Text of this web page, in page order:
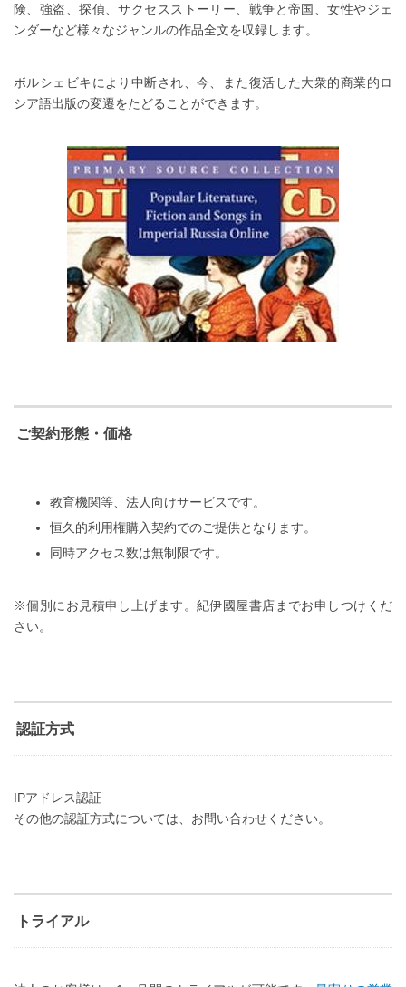
険、強盗、探偵、サクセスストーリー、戦争と帝国、女性やジェ
ンダーなど様々なジャンルの作品全文を収録します。
ボルシェビキにより中断され、今、また復活した大衆的商業的ロ
シア語出版の変遷をたどることができます。
ご契約形態・価格
教育機関等、法人向けサービスです。
恒久的利用権購入契約でのご提供となります。
同時アクセス数は無制限です。
※個別にお見積申し上げます。紀伊國屋書店までお申しつけくだ
さい。
認証方式
IPアドレス認証
その他の認証方式については、お問い合わせください。
トライアル